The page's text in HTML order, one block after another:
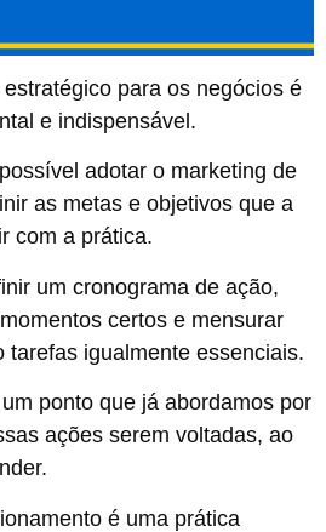
para os negócios é
e indispensável.
adotar o marketing de
as metas e objetivos que a
com a prática.
um cronograma de ação,
certos e mensurar
tarefas igualmente essenciais.
ponto que já abordamos por
ações serem voltadas, ao
é uma prática